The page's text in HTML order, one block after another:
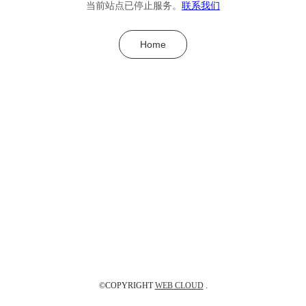
当前站点已停止服务。 联系我们
Home
©COPYRIGHTWEB CLOUD.